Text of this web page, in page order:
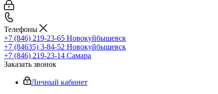
Телефоны
+7 (846) 219-23-65 Новокуйбышевск
+7 (84635) 3-84-52 Новокуйбышевск
+7 (846) 219-23-14 Самара
Заказать звонок
Личный кабинет